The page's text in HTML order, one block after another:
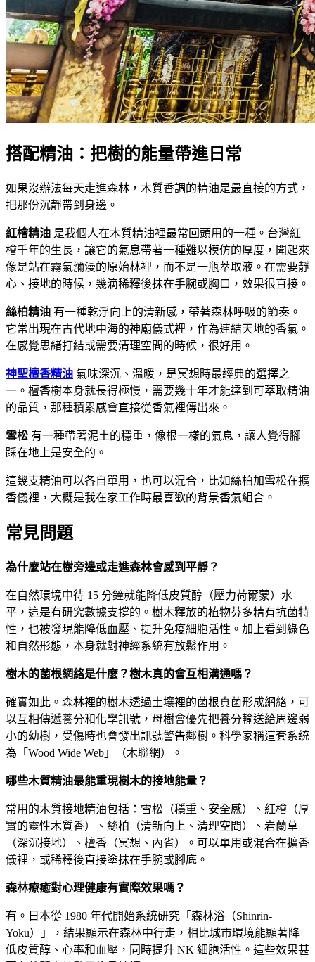
搭配精油：把樹的能量帶進日常
如果沒辦法每天走進森林，木質香調的精油是最直接的方式，
把那份沉靜帶到身邊。
紅檜精油 是我個人在木質精油裡最常回頭用的一種。台灣紅
檜千年的生長，讓它的氣息帶著一種難以模仿的厚度，聞起來
像是站在霧氣瀰漫的原始林裡，而不是一瓶萃取液。在需要靜
心、接地的時候，幾滴稀釋後抹在手腕或胸口，效果很直接。
絲柏精油 有一種乾淨向上的清新感，帶著森林呼吸的節奏。
它常出現在古代地中海的神廟儀式裡，作為連結天地的香氣。
在感覺思緒打結或需要清理空間的時候，很好用。
神聖檀香精油 氣味深沉、溫暖，是冥想時最經典的選擇之
一。檀香樹本身就長得極慢，需要幾十年才能達到可萃取精油
的品質，那種積累感會直接從香氣裡傳出來。
雪松 有一種帶著泥土的穩重，像根一樣的氣息，讓人覺得腳
踩在地上是安全的。
這幾支精油可以各自單用，也可以混合，比如絲柏加雪松在擴
香儀裡，大概是我在家工作時最喜歡的背景香氣組合。
常見問題
為什麼站在樹旁邊或走進森林會感到平靜？
在自然環境中待 15 分鐘就能降低皮質醇（壓力荷爾蒙）水
平，這是有研究數據支撐的。樹木釋放的植物芬多精有抗菌特
性，也被發現能降低血壓、提升免疫細胞活性。加上看到綠色
和自然形態，本身就對神經系統有放鬆作用。
樹木的菌根網絡是什麼？樹木真的會互相溝通嗎？
確實如此。森林裡的樹木透過土壤裡的菌根真菌形成網絡，可
以互相傳遞養分和化學訊號，母樹會優先把養分輸送給周邊弱
小的幼樹，受傷時也會發出訊號警告鄰樹。科學家稱這套系統
為「Wood Wide Web」（木聯網）。
哪些木質精油最能重現樹木的接地能量？
常用的木質接地精油包括：雪松（穩重、安全感）、紅檜（厚
實的靈性木質香）、絲柏（清新向上、清理空間）、岩蘭草
（深沉接地）、檀香（冥想、內省）。可以單用或混合在擴香
儀裡，或稀釋後直接塗抹在手腕或腳底。
森林療癒對心理健康有實際效果嗎？
有。日本從 1980 年代開始系統研究「森林浴（Shinrin-
Yoku）」，結果顯示在森林中行走，相比城市環境能顯著降
低皮質醇、心率和血壓，同時提升 NK 細胞活性。這些效果甚